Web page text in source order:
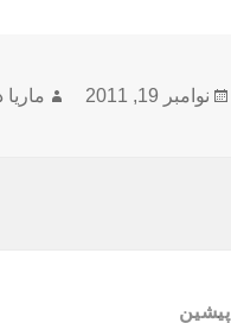
ارسال
نوامبر 19, 2011 ماریا
پیشین